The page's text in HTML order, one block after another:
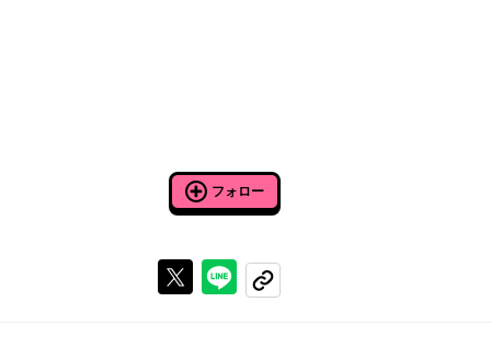
フォロー
Xで投稿するラインでシェアする
コピーする